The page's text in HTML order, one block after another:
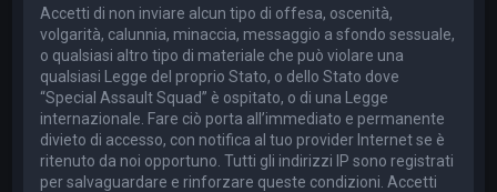
Accetti di non inviare alcun tipo di offesa, oscenità,
volgarità, calunnia, minaccia, messaggio a sfondo sessuale,
o qualsiasi altro tipo di materiale che può violare una
qualsiasi Legge del proprio Stato, o dello Stato dove
“Special Assault Squad” è ospitato, o di una Legge
internazionale. Fare ciò porta all’immediato e permanente
divieto di accesso, con notifica al tuo provider Internet se è
ritenuto da noi opportuno. Tutti gli indirizzi IP sono registrati
per salvaguardare e rinforzare queste condizioni. Accetti